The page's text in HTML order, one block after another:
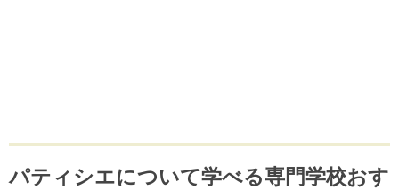
パティシエについて学べる専門学校おす